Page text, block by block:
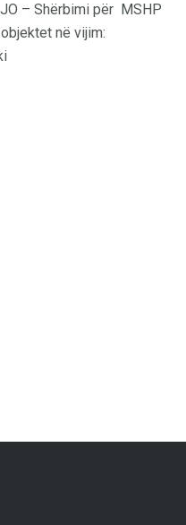
– Shërbimi për MSHP
në vijim: